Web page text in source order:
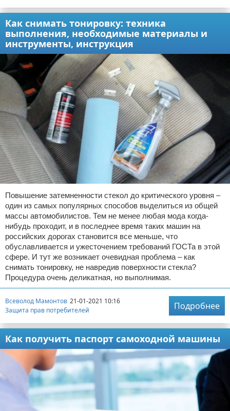
Как снимать тонировку: техника
выполнения, необходимые материалы и
инструменты, инструкция
Повышение затемненности стекол до критического уровня –
один из самых популярных способов выделиться из общей
массы автомобилистов. Тем не менее любая мода когда-
нибудь проходит, и в последнее время таких машин на
российских дорогах становится все меньше, что
обуславливается и ужесточением требований ГОСТа в этой
сфере. И тут же возникает очевидная проблема – как
снимать тонировку, не навредив поверхности стекла?
Процедура очень деликатная, но выполнимая.
Всеволод Мамонтов 21-01-2021 10:16
Защита прав потребителей
Подробнее
Как получить паспорт самоходной машины